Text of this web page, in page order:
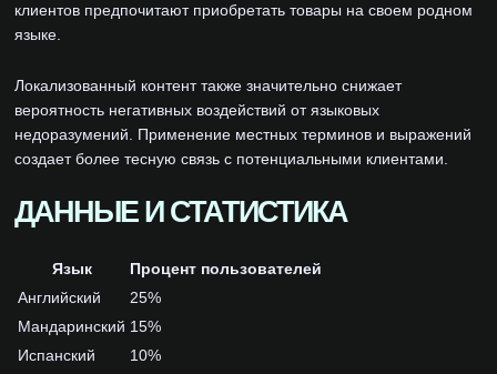
клиентов предпочитают приобретать товары на своем родном
языке.
Локализованный контент также значительно снижает
вероятность негативных воздействий от языковых
недоразумений. Применение местных терминов и выражений
создает более тесную связь с потенциальными клиентами.
ДАННЫЕ И СТАТИСТИКА
Язык
Процент пользователей
Английский
25%
Мандаринский 15%
Испанский
10%